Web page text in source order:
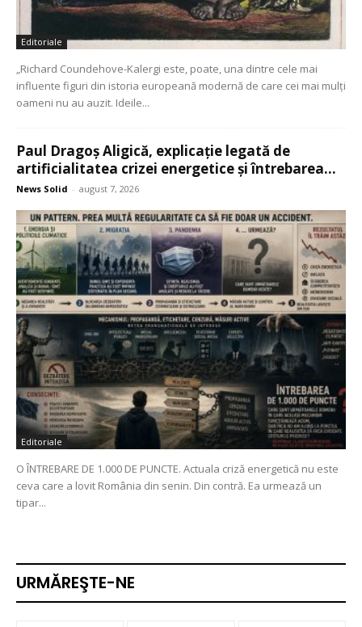
Editoriale
„Richard Coundehove-Kalergi este, poate, una dintre cele mai
influente figuri din istoria europeană modernă de care cei mai mulți
oameni nu au auzit. Ideile...
Paul Dragoș Aligică, explicație legată de
artificialitatea crizei energetice și întrebarea...
News Solid - august 7, 2026
Editoriale
O ÎNTREBARE DE 1.000 DE PUNCTE. Actuala criză energetică nu este
ceva care a lovit România din senin. Din contră. Ea urmează un
tipar...
URMĂREŞTE-NE